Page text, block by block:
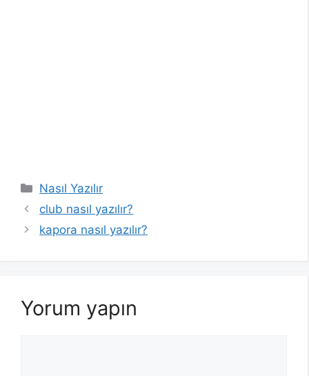
Kategoriler
Nasıl Yazılır
club nasıl yazılır?
kapora nasıl yazılır?
Yorum yapın